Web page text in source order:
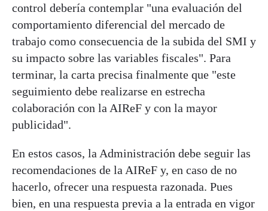
control debería contemplar "una evaluación del
comportamiento diferencial del mercado de
trabajo como consecuencia de la subida del SMI y
su impacto sobre las variables fiscales". Para
terminar, la carta precisa finalmente que "este
seguimiento debe realizarse en estrecha
colaboración con la AIReF y con la mayor
publicidad".
En estos casos, la Administración debe seguir las
recomendaciones de la AIReF y, en caso de no
hacerlo, ofrecer una respuesta razonada. Pues
bien, en una respuesta previa a la entrada en vigor